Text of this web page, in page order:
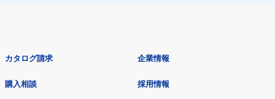
カタログ請求
購入相談
企業情報
採用情報